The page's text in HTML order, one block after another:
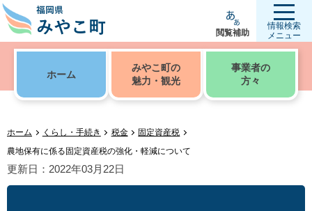
閲覧補助
情報検索
メニュー
ホーム
みやこ町の
魅力・観光
事業者の
方々
ホーム くらし・手続き 税金
固定資産税
農地保有に係る固定資産税の強化・軽減について
更新日：2022年03月22日